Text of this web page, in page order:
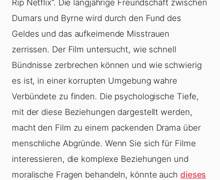
Rip Netflix“. Die langjährige Freundschaft zwischen
Dumars und Byrne wird durch den Fund des
Geldes und das aufkeimende Misstrauen
zerrissen. Der Film untersucht, wie schnell
Bündnisse zerbrechen können und wie schwierig
es ist, in einer korrupten Umgebung wahre
Verbündete zu finden. Die psychologische Tiefe,
mit der diese Beziehungen dargestellt werden,
macht den Film zu einem packenden Drama über
menschliche Abgründe. Wenn Sie sich für Filme
interessieren, die komplexe Beziehungen und
moralische Fragen behandeln, könnte auch dieses